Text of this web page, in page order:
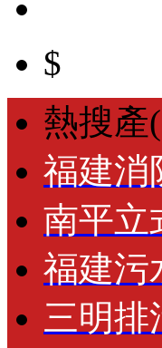
$
熱搜產
福建消
南平立
福建污
三明排